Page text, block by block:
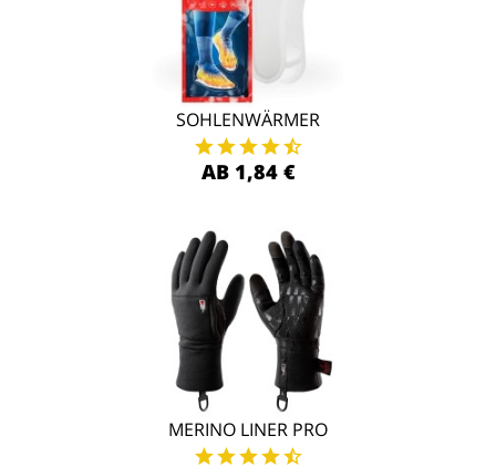
SOHLENWÄRMER
AB 1,84 €
MERINO LINER PRO